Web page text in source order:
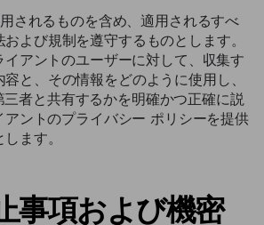
されるものを含め、適用されるすべ
よび規制を遵守するものとします。
アントのユーザーに対して、収集す
と、その情報をどのように使用し、
者と共有するかを明確かつ正確に説
ントのプライバシー ポリシーを提供
ます。
事項および機密